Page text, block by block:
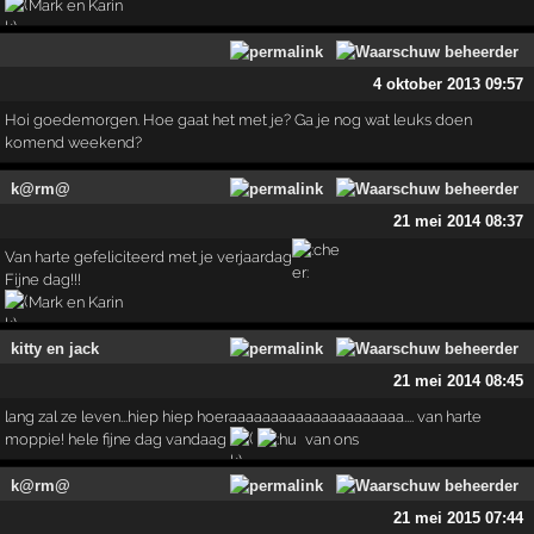
Mark en Karin
4 oktober 2013 09:57
Hoi goedemorgen. Hoe gaat het met je? Ga je nog wat leuks doen
komend weekend?
k@rm@
21 mei 2014 08:37
Van harte gefeliciteerd met je verjaardag
Fijne dag!!!
Mark en Karin
kitty en jack
21 mei 2014 08:45
lang zal ze leven...hiep hiep hoeraaaaaaaaaaaaaaaaaaaaa.... van harte
moppie! hele fijne dag vandaag
van ons
k@rm@
21 mei 2015 07:44